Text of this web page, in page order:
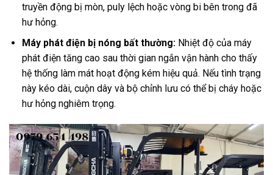
truyền động bị mòn, puly lệch hoặc vòng bi bên trong đã
hư hỏng.
Máy phát điện bị nóng bất thường: Nhiệt độ của máy
phát điện tăng cao sau thời gian ngắn vận hành cho thấy
hệ thống làm mát hoạt động kém hiệu quả. Nếu tình trạng
này kéo dài, cuộn dây và bộ chỉnh lưu có thể bị cháy hoặc
hư hỏng nghiêm trọng.